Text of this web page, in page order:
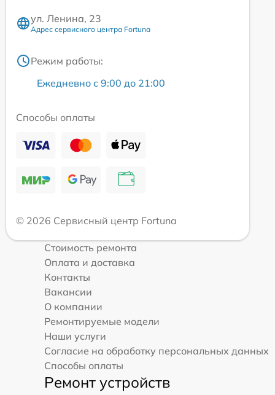
ул. Ленина, 23
Адрес сервисного центра Fortuna
Режим работы:
Ежедневно с 9:00 до 21:00
Способы оплаты
© 2026 Сервисный центр Fortuna
Стоимость ремонта
Оплата и доставка
Контакты
Вакансии
О компании
Ремонтируемые модели
Наши услуги
Согласие на обработку персональных данных
Способы оплаты
Ремонт устройств